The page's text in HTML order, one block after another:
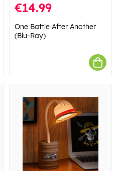
€14.99
One Battle After Another
(Blu-Ray)